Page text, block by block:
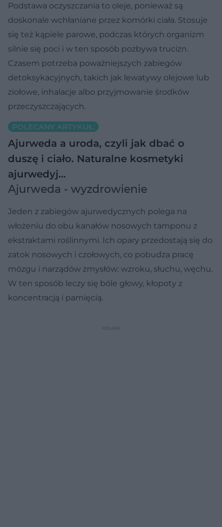
Podstawa oczyszczania to oleje, ponieważ są
doskonale wchłaniane przez komórki ciała. Stosuje
się też kąpiele parowe, podczas których organizm
silnie się poci i w ten sposób pozbywa trucizn.
Czasem potrzeba poważniejszych zabiegów
detoksykacyjnych, takich jak lewatywy olejowe lub
ziołowe, inhalacje albo przyjmowanie środków
przeczyszczających.
POLECANY ARTYKUŁ:
Ajurweda a uroda, czyli jak dbać o
duszę i ciało. Naturalne kosmetyki
ajurwedyj…
Ajurweda - wyzdrowienie
Jeden z zabiegów ajurwedycznych polega na
włożeniu do obu kanałów nosowych tamponu z
ekstraktami roślinnymi. Ich opary przedostają się do
zatok nosowych i czołowych, co pobudza pracę
mózgu i narządów zmysłów: wzroku, słuchu, węchu.
W ten sposób leczy się bóle głowy, kłopoty z
koncentracją i pamięcią.